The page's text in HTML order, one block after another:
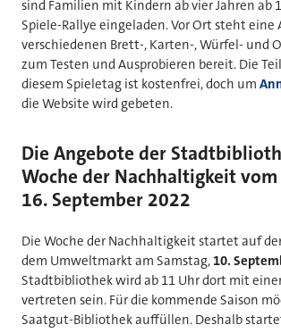
sind Familien mit Kindern ab vier Jahren ab
Spiele-Rallye eingeladen. Vor Ort steht eine
verschiedenen Brett-, Karten-, Würfel- und
zum Testen und Ausprobieren bereit. Die
diesem Spieletag ist kostenfrei, doch um
die Website wird gebeten.
Die Angebote der
Woche der Nachhaltigkeit
16. September 2022
Die Woche der Nachhaltigkeit startet auf
dem Umweltmarkt am Samstag, 10.
Stadtbibliothek wird ab 11 Uhr dort mit
vertreten sein. Für die kommende Saison
Saatgut-Bibliothek auffüllen. Deshalb